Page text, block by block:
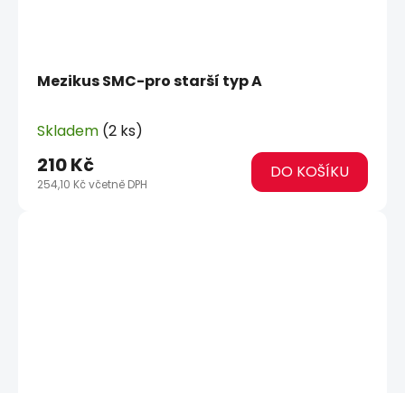
Mezikus SMC-pro starší typ A
Skladem (2 ks)
254,10 Kč včetně DPH
210 Kč DO KOŠÍKU